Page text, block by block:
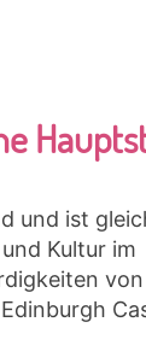
und ist
Kultur im
von